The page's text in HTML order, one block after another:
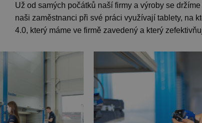
Už od samých počátků naší firmy a výroby se
naši zaměstnanci při své práci využívají tablety, na
4.0, který máme ve firmě zavedený a který